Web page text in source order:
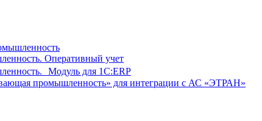
Оперативный учет
Модуль для 1С:ERP
промышленность» для интеграции с АС «ЭТРАН»